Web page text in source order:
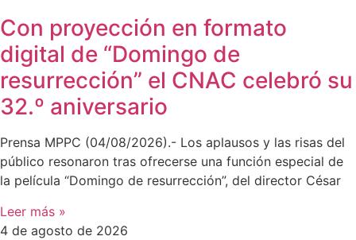
Con proyección en formato
digital de “Domingo de
resurrección” el CNAC celebró su
32.º aniversario
Prensa MPPC (04/08/2026).- Los aplausos y las risas del
público resonaron tras ofrecerse una función especial de
la película “Domingo de resurrección”, del director César
Leer más »
4 de agosto de 2026